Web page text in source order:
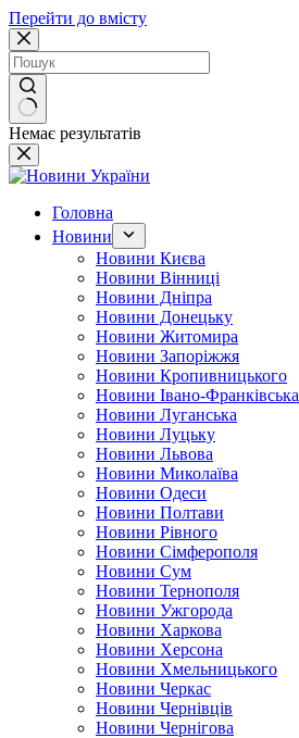
Перейти до вмісту
Немає результатів
Головна
Новини
Новини Києва
Новини Вінниці
Новини Дніпра
Новини Донецьку
Новини Житомира
Новини Запоріжжя
Новини Кропивницького
Новини Івано-Франківська
Новини Луганська
Новини Луцьку
Новини Львова
Новини Миколаїва
Новини Одеси
Новини Полтави
Новини Рівного
Новини Сімферополя
Новини Сум
Новини Тернополя
Новини Ужгорода
Новини Харкова
Новини Херсона
Новини Хмельницького
Новини Черкас
Новини Чернівців
Новини Чернігова